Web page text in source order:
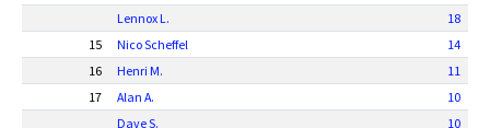
Lennox L.
18
15
Nico Scheffel
14
16
Henri M.
11
17
Alan A.
10
Dave S.
10